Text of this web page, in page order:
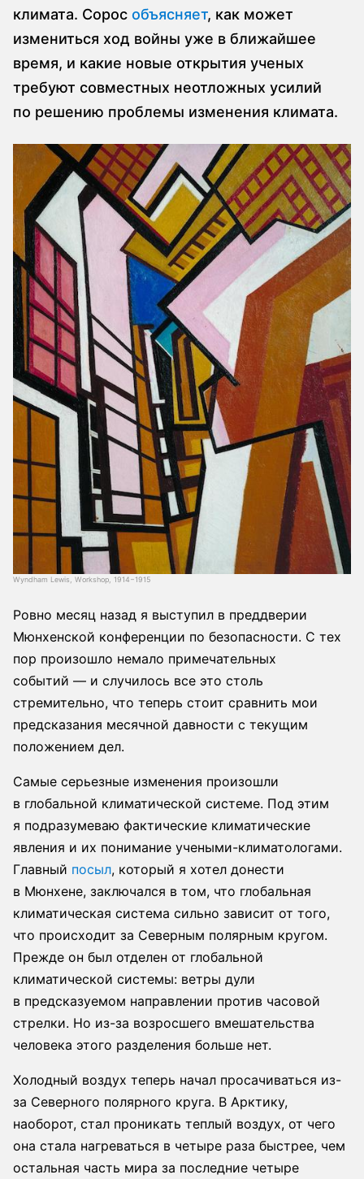
климата. Сорос объясняет, как может
измениться ход войны уже в ближайшее
время, и какие новые открытия ученых
требуют совместных неотложных усилий
по решению проблемы изменения климата.
Wyndham Lewis, Workshop, 1914−1915
Ровно месяц назад я выступил в преддверии
Мюнхенской конференции по безопасности. С тех
пор произошло немало примечательных
событий — и случилось все это столь
стремительно, что теперь стоит сравнить мои
предсказания месячной давности с текущим
положением дел.
Самые серьезные изменения произошли
в глобальной климатической системе. Под этим
я подразумеваю фактические климатические
явления и их понимание учеными-климатологами.
Главный посыл, который я хотел донести
в Мюнхене, заключался в том, что глобальная
климатическая система сильно зависит от того,
что происходит за Северным полярным кругом.
Прежде он был отделен от глобальной
климатической системы: ветры дули
в предсказуемом направлении против часовой
стрелки. Но из-за возросшего вмешательства
человека этого разделения больше нет.
Холодный воздух теперь начал просачиваться из-
за Северного полярного круга. В Арктику,
наоборот, стал проникать теплый воздух, от чего
она стала нагреваться в четыре раза быстрее, чем
остальная часть мира за последние четыре